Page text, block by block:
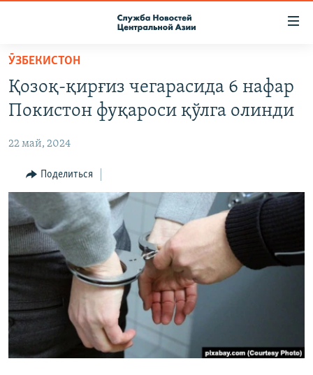
Вернуться
основному
содержанию
навигации
Вернутся
поиску
ПОДПИСКА
RFE/RL ДИРЕКТ
НАСТОЯЩЕЕ ВРЕМЯ
МИГРАНТ МЕДИА
ӮЗБЕКИСТОН
Қозоқ-қирғиз чегарасида 6 нафар
Покистон фуқароси қўлга олинди
22 май, 2024
Поделиться